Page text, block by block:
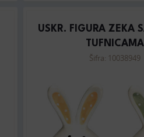
USKR. FIGURA ZEKA
TUFNICAMA
Šifra: 10038949